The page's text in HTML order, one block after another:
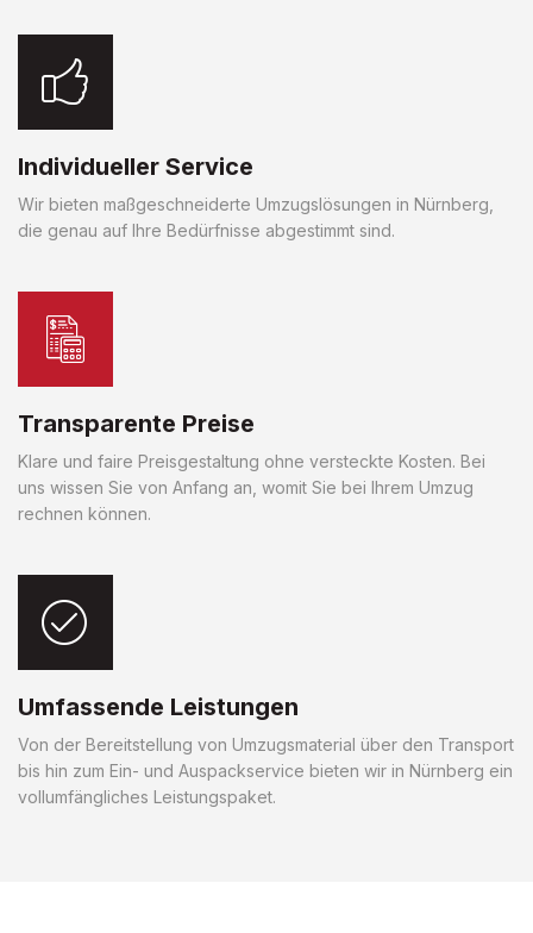
Individueller Service
Wir bieten maßgeschneiderte Umzugslösungen in Nürnberg,
die genau auf Ihre Bedürfnisse abgestimmt sind.
Transparente Preise
Klare und faire Preisgestaltung ohne versteckte Kosten. Bei
uns wissen Sie von Anfang an, womit Sie bei Ihrem Umzug
rechnen können.
Umfassende Leistungen
Von der Bereitstellung von Umzugsmaterial über den Transport
bis hin zum Ein- und Auspackservice bieten wir in Nürnberg ein
vollumfängliches Leistungspaket.